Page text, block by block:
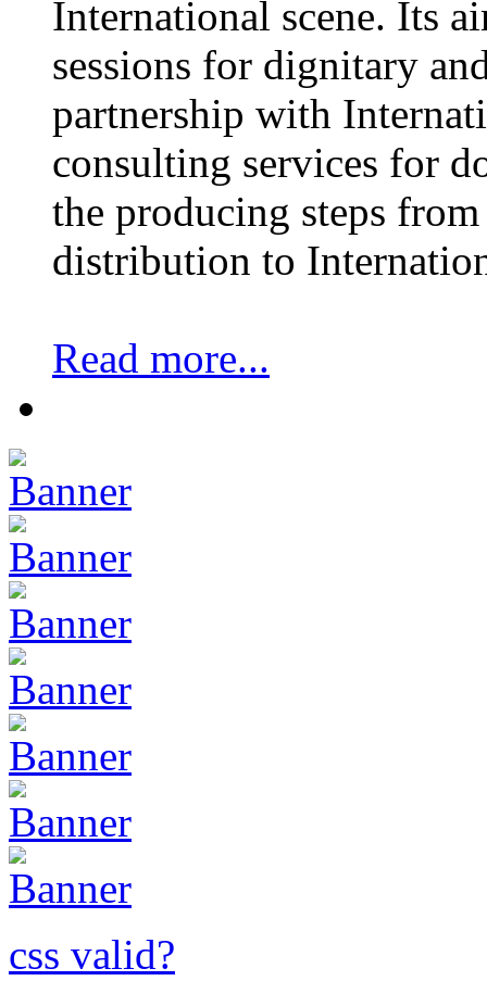
International scene. Its
sessions for dignitary
partnership with
consulting services for
the producing steps
distribution to
Read more...
css valid?